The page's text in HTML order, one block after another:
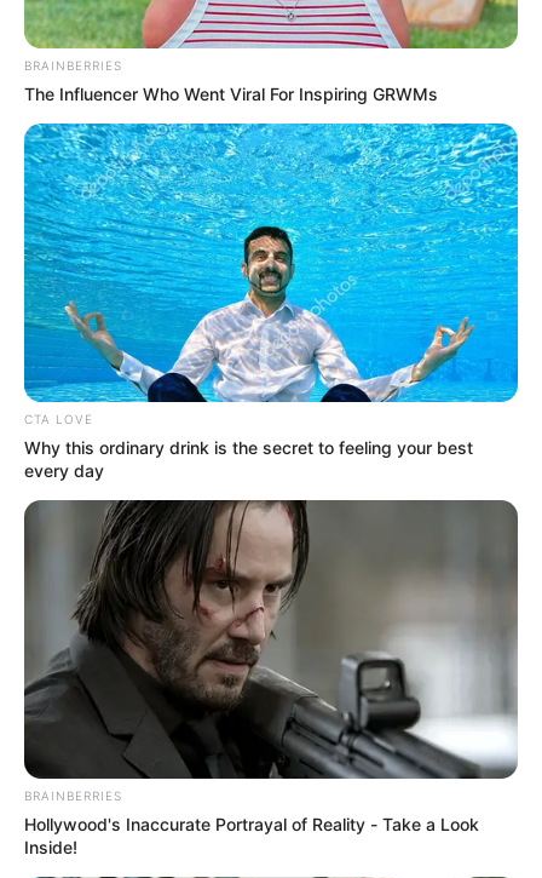
BRAINBERRIES
The Influencer Who Went Viral For Inspiring GRWMs
CTA LOVE
Why this ordinary drink is the secret to feeling your best
every day
BRAINBERRIES
Hollywood's Inaccurate Portrayal of Reality - Take a Look
Inside!